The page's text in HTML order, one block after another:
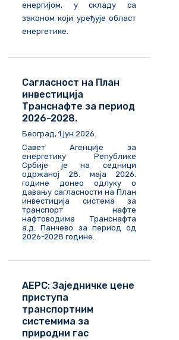
енергијом, у складу са
законом који уређује област
енергетике.
Сагласност на План
инвестиција
Транснафте за период
2026-2028.
Београд, 1.јун 2026.
Савет Агенције за
енергетику Републике
Србије је на седници
одржаној 28. маја 2026.
године донео одлуку о
давању сагласности на План
инвестиција система за
транспорт нафте
нафтоводима Транснафта
а.д. Панчево за период од
2026-2028 године.
АЕРС: Заједничке цене
приступа
транспортним
системима за
природни гас